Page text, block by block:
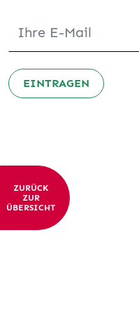
EINTRAGEN
ZURÜCK
ZUR
ÜBERSICHT